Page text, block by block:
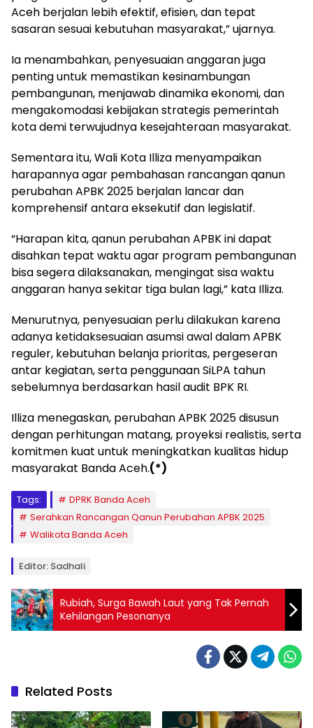
Aceh berjalan lebih efektif, efisien, dan tepat
sasaran sesuai kebutuhan masyarakat,” ujarnya.
Ia menambahkan, penyesuaian anggaran juga
penting untuk memastikan kesinambungan
pembangunan, menjawab dinamika ekonomi, dan
mengakomodasi kebijakan strategis pemerintah
kota demi terwujudnya kesejahteraan masyarakat.
Sementara itu, Wali Kota Illiza menyampaikan
harapannya agar pembahasan rancangan qanun
perubahan APBK 2025 berjalan lancar dan
komprehensif antara eksekutif dan legislatif.
“Harapan kita, qanun perubahan APBK ini dapat
disahkan tepat waktu agar program pembangunan
bisa segera dilaksanakan, mengingat sisa waktu
anggaran hanya sekitar tiga bulan lagi,” kata Illiza.
Menurutnya, penyesuaian perlu dilakukan karena
adanya ketidaksesuaian asumsi awal dalam APBK
reguler, kebutuhan belanja prioritas, pergeseran
antar kegiatan, serta penggunaan SiLPA tahun
sebelumnya berdasarkan hasil audit BPK RI.
Illiza menegaskan, perubahan APBK 2025 disusun
dengan perhitungan matang, proyeksi realistis, serta
komitmen kuat untuk meningkatkan kualitas hidup
masyarakat Banda Aceh.(*)
Tags:
DPRK Banda Aceh
Serahkan Rancangan Qanun Perubahan APBK 2025
Walikota Banda Aceh
Editor: Sadhali
Rubiah, Surga Bawah Laut yang Tak Pernah
Kehilangan Pesonanya
Related Posts